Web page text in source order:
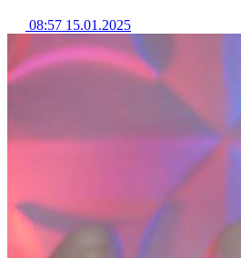
08:57 15.01.2025